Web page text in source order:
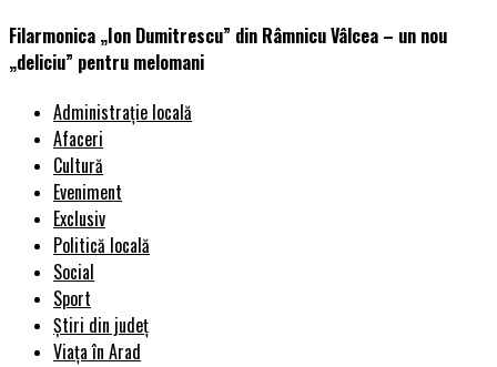
Filarmonica „Ion Dumitrescu” din Râmnicu Vâlcea – un nou
„deliciu” pentru melomani
Administrație locală
Afaceri
Cultură
Eveniment
Exclusiv
Politică locală
Social
Sport
Știri din județ
Viața în Arad